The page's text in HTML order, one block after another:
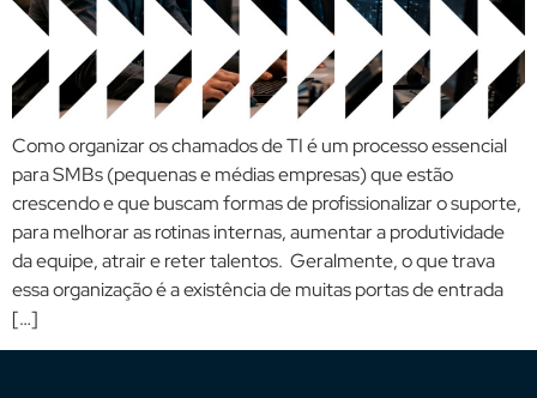
Como organizar os chamados de TI é um processo essencial
para SMBs (pequenas e médias empresas) que estão
crescendo e que buscam formas de profissionalizar o suporte,
para melhorar as rotinas internas, aumentar a produtividade
da equipe, atrair e reter talentos. Geralmente, o que trava
essa organização é a existência de muitas portas de entrada
[…]